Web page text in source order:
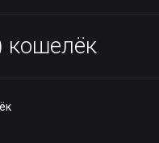
кошелёк